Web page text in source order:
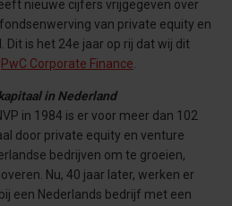
nieuwe cijfers vrijgegeven over
van private equity en
Dit is het 24e jaar op rij dat wij dit
PwC Corporate Finance
in Nederland
in 1984 is er voor meer dan 102
door private equity en venture
bedrijven om te groeien,
Nu, 40 jaar later, werken er
een Nederlands bedrijf met een